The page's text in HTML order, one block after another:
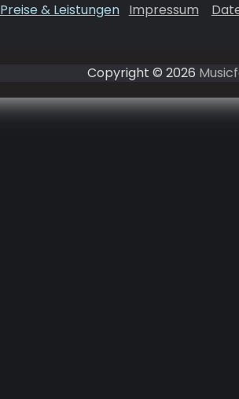
Preise & Leistungen Impressum
Copyright © 2026